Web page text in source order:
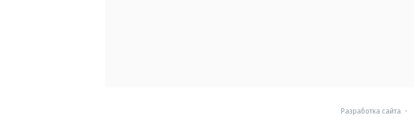
Разработка сайта -